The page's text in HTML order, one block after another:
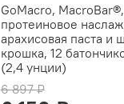
GoMacro, MacroBar®,
протеиновое
арахисовая паста и
крошка, 12
(2,4 унции)
6 897 ₽